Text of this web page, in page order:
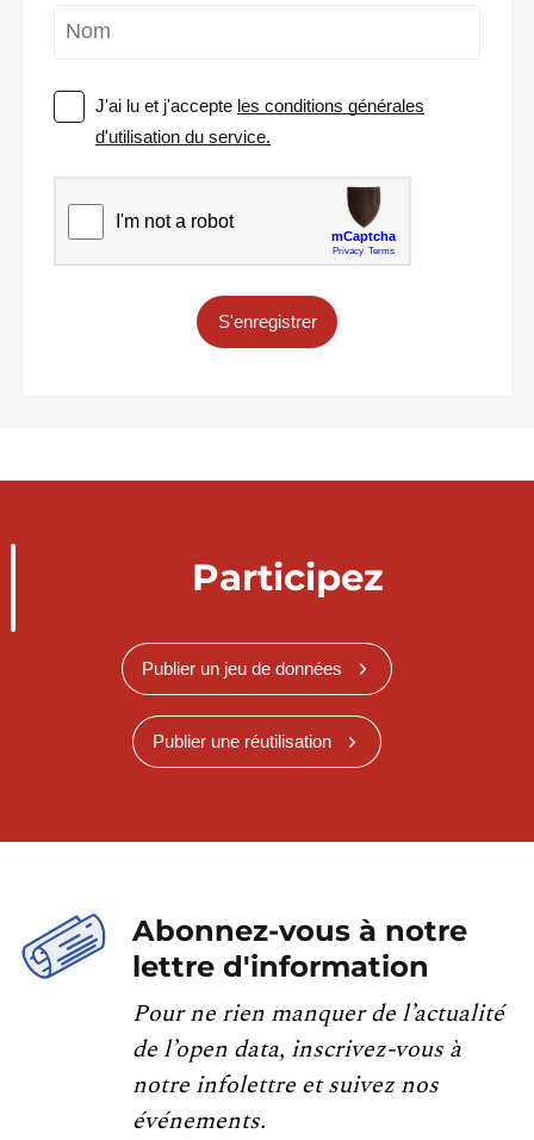
J'ai lu et j'accepte les conditions générales
d'utilisation du service.
S'enregistrer
Participez
Publier un jeu de données
Publier une réutilisation
Abonnez-vous à notre
lettre d'information
Pour ne rien manquer de l’actualité
de l’open data, inscrivez-vous à
notre infolettre et suivez nos
événements.